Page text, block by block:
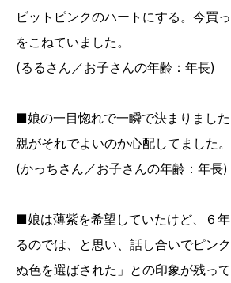
ビットピンクのハートにする。今買
をこねていました。
(るるさん／お子さんの年齢：年長)
■娘の一目惚れで一瞬で決まりまし
親がそれでよいのか心配してました。
(かっちさん／お子さんの年齢：年長)
■娘は薄紫を希望していたけど、６
るのでは、と思い、話し合いでピン
ぬ色を選ばされた」との印象が残って